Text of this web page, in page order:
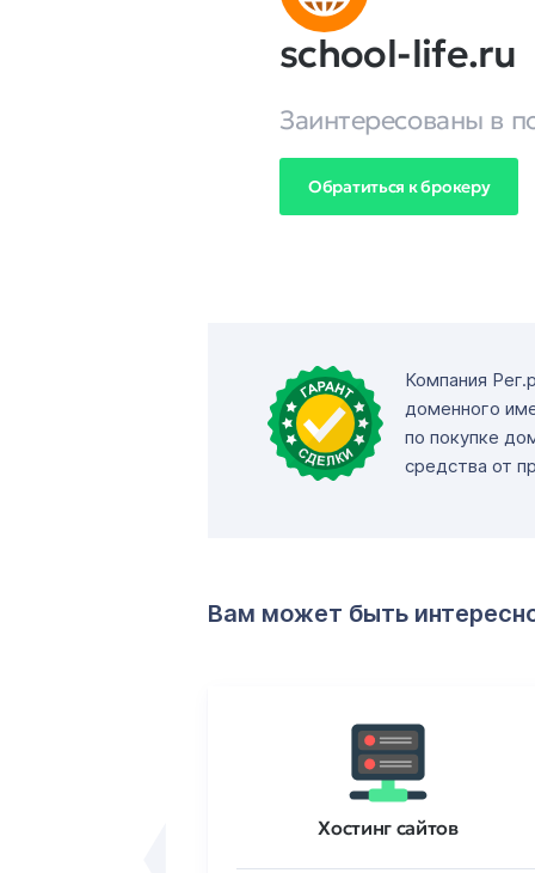
school-life.ru
Заинтересованы в
Обратиться к брокеру
Компания
доменного
по покупке
средства от
Вам может быть
Хостинг сайтов